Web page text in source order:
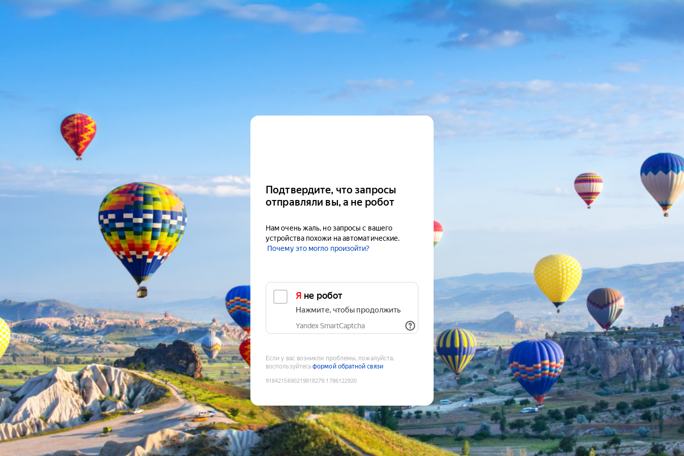
Подтвердите, что запросы
отправляли вы, а не робот
Нам очень жаль, но запросы с вашего
устройства похожи на автоматические.
Почему это могло произойти?
Я не робот
Нажмите, чтобы продолжить
Yandex SmartCaptcha
Если у вас возникли проблемы, пожалуйста,
воспользуйтесьформой обратной связи
9184215690219818279:1786122920